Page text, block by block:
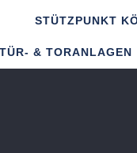
STÜTZPUNKT
TÜR- & TORANLAGEN